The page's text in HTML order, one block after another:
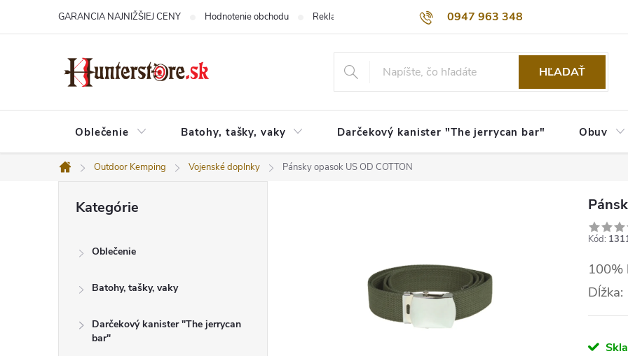
0947 963 348
GARANCIA NAJNIŽŠIEJ CENY Hodnotenie obchodu Reklamačný poriadok Obchodné podmienky
HĽADAŤ
Oblečenie Batohy, tašky, vaky Darčekový kanister "The jerrycan bar" Obuv
Domov
Outdoor Kemping Vojenské doplnky Pánsky opasok US OD COTTON
kategórie
Kategórie
Oblečenie
Batohy, tašky, vaky
Darčekový kanister "The jerrycan
bar"
Kód:
100%